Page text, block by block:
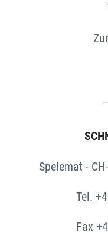
Spelemat -
Tel.
Fax